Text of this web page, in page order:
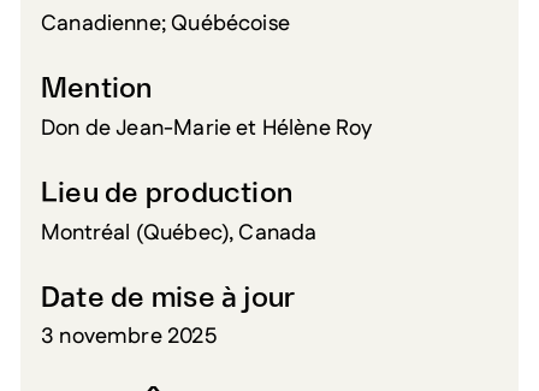
Canadienne; Québécoise
Mention
Don de Jean-Marie et Hélène Roy
Lieu de production
Montréal (Québec), Canada
Date de mise à jour
3 novembre 2025